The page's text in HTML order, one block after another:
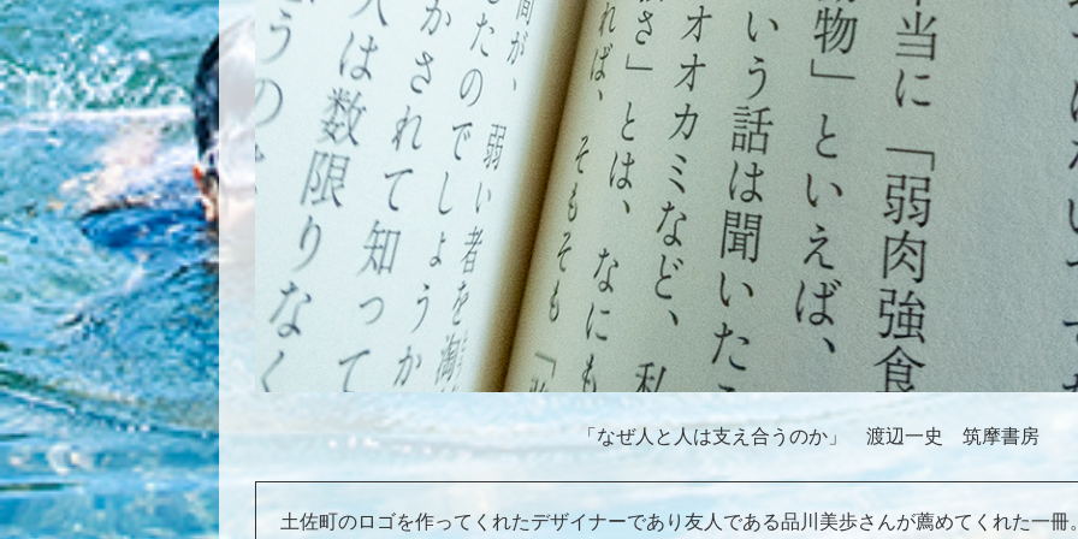
「なぜ人と人は支え合うのか」 渡辺一史 筑摩書房
土佐町のロゴを作ってくれたデザイナーであり友人である品川美歩さんが薦めてくれた一冊